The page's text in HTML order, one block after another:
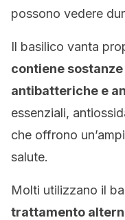
possono vedere
Il basilico vanta
contiene
antibatteriche e
essenziali,
che offrono
salute.
Molti utilizzano il
trattamento